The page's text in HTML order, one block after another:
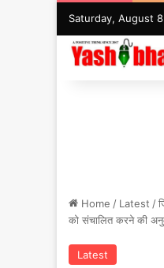
Saturday, August
Home / Latest /
को संचालित करने की
Latest